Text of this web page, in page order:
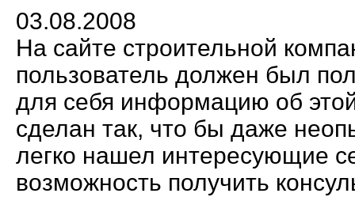
03.08.2008
На сайте строительной
пользователь должен был
для себя информацию об
сделан так, что бы даже
легко нашел интересующие
возможность получить